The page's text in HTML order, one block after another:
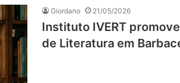
Giordano 21/05/2026
Instituto IVERT
de Literatura em